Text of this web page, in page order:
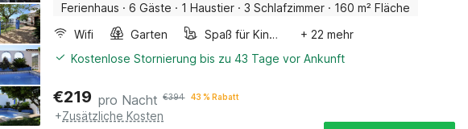
Ferienhaus · 6 Gäste · 1 Haustier · 3 Schlafzimmer · 160 m² Fläche
Wifi
Garten Spaß für Kinder
+ 22 mehr
Kostenlose Stornierung bis zu 43 Tage vor Ankunft
€219 pro Nacht €394 43 % Rabatt
+Zusätzliche Kosten